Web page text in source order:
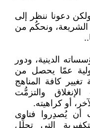
دعونا ننظر إلى
ونحكُم من
الدينية، ودور
عمّا يحصل من
كافة المناهج
والتزمُّت
أو كراهيته.
أن يُصدِروا فتاوى
التي تحلِّل